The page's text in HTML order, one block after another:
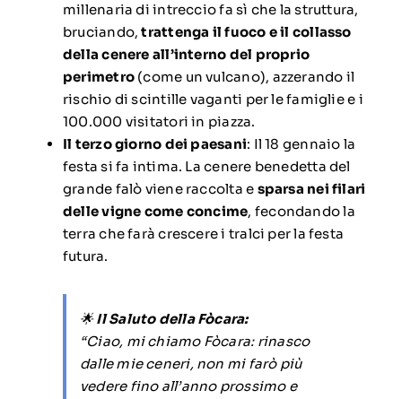
millenaria di intreccio fa sì che la struttura,
bruciando,trattenga il fuoco e il collasso
della cenere all’interno del proprio
perimetro (come un vulcano), azzerando il
rischio di scintille vaganti per le famiglie e i
100.000 visitatori in piazza.
Il terzo giorno dei paesani: Il 18 gennaio la
festa si fa intima. La cenere benedetta del
grande falò viene raccolta e sparsa nei filari
delle vigne come concime, fecondando la
terra che farà crescere i tralci per la festa
futura.
🌟Il Saluto della Fòcara:
“Ciao, mi chiamo Fòcara: rinasco
dalle mie ceneri, non mi farò più
vedere fino all’anno prossimo e